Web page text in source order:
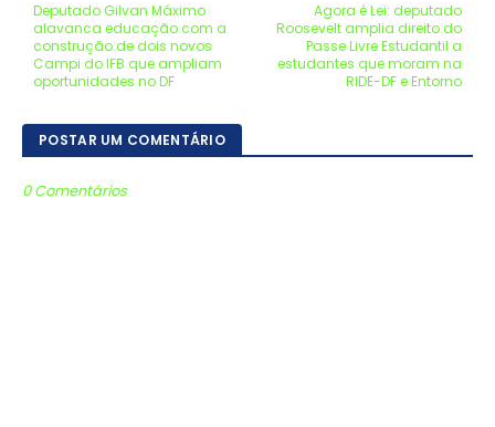
Agora é Lei: deputado
Roosevelt amplia direito do
Passe Livre Estudantil a
estudantes que moram na
RIDE-DF e Entorno
Deputado Gilvan Máximo
alavanca educação com a
construção de dois novos
Campi do IFB que ampliam
oportunidades no DF
POSTAR UM COMENTÁRIO
0 Comentários